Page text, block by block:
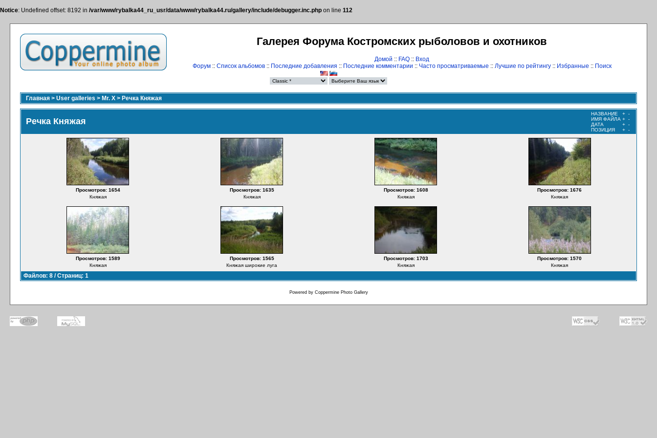
Notice: Undefined offset: 8192 in /var/www/rybalka44_ru_usr/data/www/rybalka44.ru/gallery/include/debugger.inc.php on line 112
Галерея Форума Костромских рыболовов и охотников
Домой :: FAQ :: Вход
Форум:: Список альбомов:: Последние добавления :: Последние комментарии :: Часто просматриваемые :: Лучшие по рейтингу:: Избранные :: Поиск
Главная > User galleries > Mr. X > Речка Княжая
Речка Княжая
НАЗВАНИЕ + -
ИМЯ ФАЙЛА + -
ДАТА
+ -
ПОЗИЦИЯ
+ -
Просмотров: 1654
Княжая
Просмотров: 1635
Княжая
Просмотров: 1608
Княжая
Просмотров: 1676
Княжая
Просмотров: 1589
Княжая
Просмотров: 1565
Княжая широкие луга
Просмотров: 1703
Княжая
Просмотров: 1570
Княжая
Файлов: 8 / Страниц: 1
Powered by Coppermine Photo Gallery